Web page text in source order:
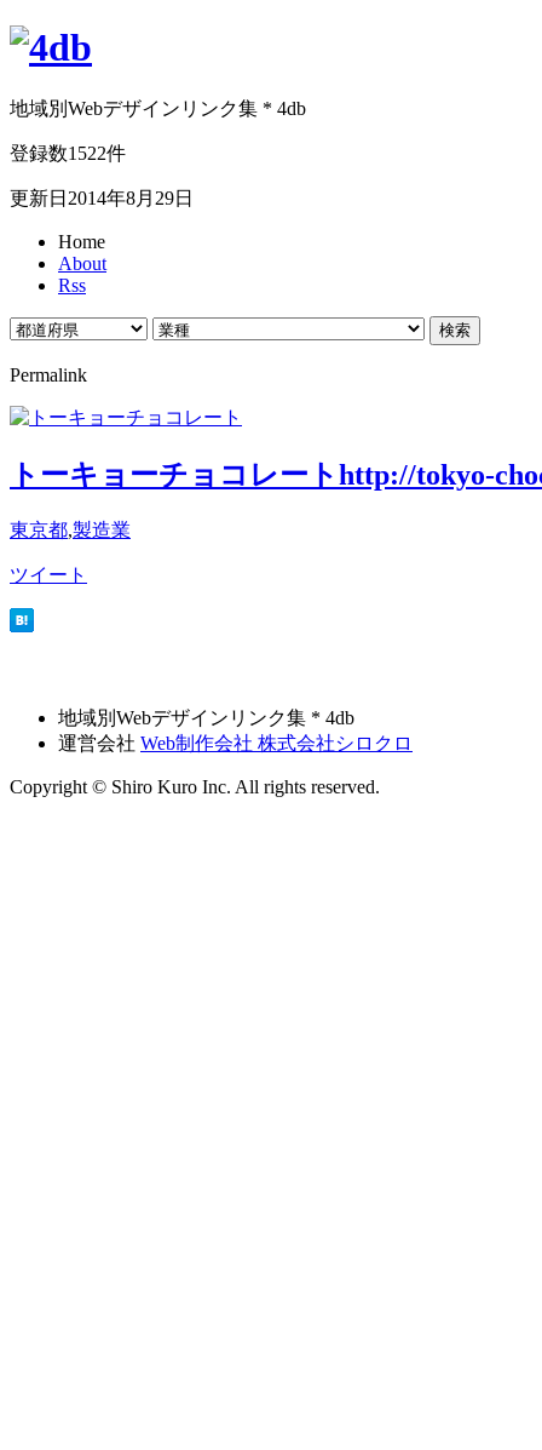
地域別Webデザインリンク集 * 4db
登録数1522件
更新日2014年8月29日
Home
About
Rss
Permalink
トーキョーチョコレートhttp://tokyo-
東京都,製造業
ツイート
地域別Webデザインリンク集 * 4db
運営会社 Web制作会社 株式会社シロクロ
Copyright © Shiro Kuro Inc. All rights reserved.